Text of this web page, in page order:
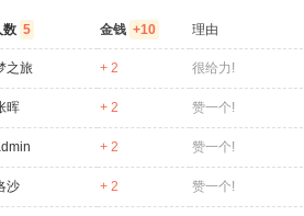
数 5 金钱 +10 理由
之旅 + 2 很给力!
晖 + 2 赞一个!
+ 2 赞一个!
沙 + 2 赞一个!